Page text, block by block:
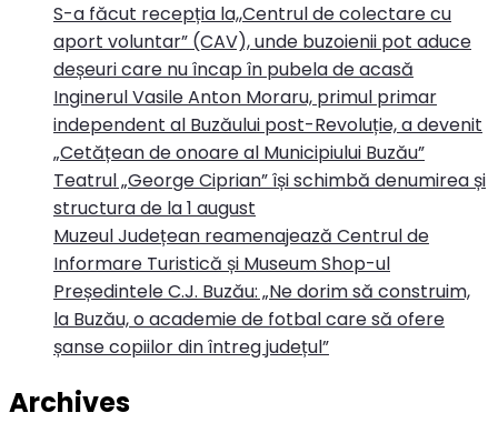
S-a făcut recepția la,,Centrul de colectare cu
aport voluntar” (CAV), unde buzoienii pot aduce
deșeuri care nu încap în pubela de acasă
Inginerul Vasile Anton Moraru, primul primar
independent al Buzăului post-Revoluție, a devenit
„Cetățean de onoare al Municipiului Buzău”
Teatrul „George Ciprian” își schimbă denumirea și
structura de la 1 august
Muzeul Județean reamenajează Centrul de
Informare Turistică și Museum Shop-ul
Președintele C.J. Buzău: „Ne dorim să construim,
la Buzău, o academie de fotbal care să ofere
șanse copiilor din întreg județul”
Archives